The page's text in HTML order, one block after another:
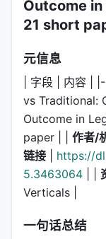
Outcome in
21 short
元信息
| 字段 | 内容 |
vs Traditional:
Outcome in
paper | | 作者/
链接
https://
5.3463064
Verticals |
一句话总结